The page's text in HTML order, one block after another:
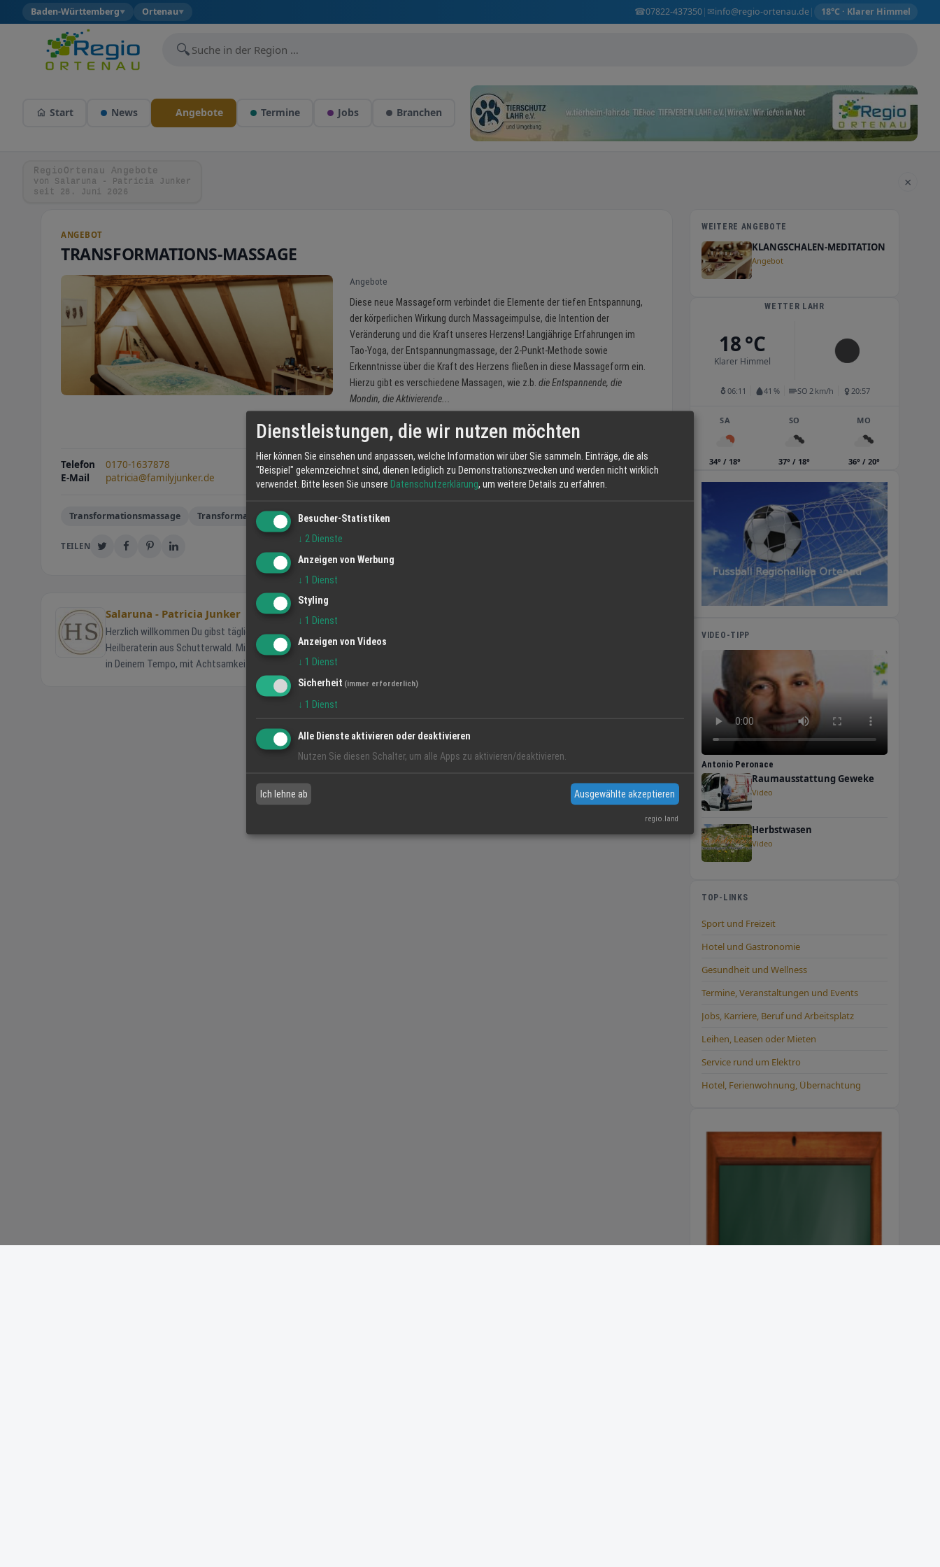
Baden-Württemberg▼ Ortenau▼ ☎07822-437350| ✉info@regio-ortenau.de| 18°C · Klarer Himmel
🔍
Start News Angebote Termine Jobs Branchen
RegioOrtenau Angebote
von Salaruna - Patricia Junker
seit 28. Juni 2026
×
ANGEBOT
TRANSFORMATIONS-MASSAGE
Angebote
Diese neue Massageform verbindet die Elemente der tiefen Entspannung,
der körperlichen Wirkung durch Massageimpulse, die Intention der
Veränderung und die Kraft unseres Herzens! Langjährige Erfahrungen im
Tao-Yoga, der Entspannungmassage, der 2-Punkt-Methode sowie
Erkenntnisse über die Kraft des Herzens fließen in diese Massageform ein.
Hierzu gibt es verschiedene Massagen, wie z.b.die Entspannende, die
Mondin, die Aktivierende...
Telefon
0170-1637878
E-Mail
patricia@familyjunker.de Jetzt anfragen
Transformationsmassage Transformation Entspannung
TEILEN
Salaruna - Patricia Junker
Herzlich willkommen Du gibst täglich alles, für die Familie, den Beruf, für andere. Aber wann zuletzt für Dich? Ich bin Patricia Junker,
Heilberaterin aus Schutterwald. Mit Klangschalen, Frequenzarbeit und Coaching begleite ich Dich zurück zu Dir selbst, Schritt für Schritt,
WEITERE ANGEBOTE
KLANGSCHALEN-MEDITATION
Angebot
WETTER LAHR
18 °C
Klarer Himmel
06:11 41 % SO 2 km/h 20:57
SA
34° / 18°
SO
37° / 18°
MO
36° / 20°
VIDEO-TIPP
Antonio Peronace
Raumausstattung Geweke
Video
Herbstwasen
Video
TOP-LINKS
Sport und Freizeit
Hotel und Gastronomie
Gesundheit und Wellness
Termine, Veranstaltungen und Events
Jobs, Karriere, Beruf und Arbeitsplatz
Leihen, Leasen oder Mieten
Service rund um Elektro
Hotel, Ferienwohnung, Übernachtung
Dienstleistungen, die wir nutzen möchten
Hier können Sie einsehen und anpassen, welche Information wir über Sie sammeln. Einträge, die als
"Beispiel" gekennzeichnet sind, dienen lediglich zu Demonstrationszwecken und werden nicht wirklich
verwendet. Bitte lesen Sie unsere Datenschutzerklärung, um weitere Details zu erfahren.
Besucher-Statistiken
↓ 2 Dienste
Anzeigen von Werbung
↓ 1 Dienst
Styling
↓ 1 Dienst
Anzeigen von Videos
↓ 1 Dienst
Sicherheit (immer erforderlich)
↓ 1 Dienst
Alle Dienste aktivieren oder deaktivieren
Nutzen Sie diesen Schalter, um alle Apps zu aktivieren/deaktivieren.
Ich lehne ab Ausgewählte akzeptieren
regio.land